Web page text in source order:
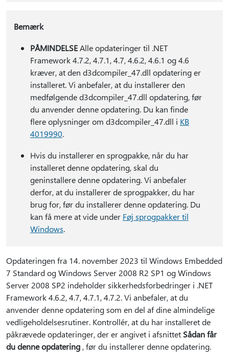
Bemærk
PÅMINDELSEAlle opdateringer til .NET
Framework 4.7.2, 4.7.1, 4.7, 4.6.2, 4.6.1 og 4.6
kræver, at den d3dcompiler_47.dll opdatering er
installeret. Vi anbefaler, at du installerer den
medfølgende d3dcompiler_47.dll opdatering, før
du anvender denne opdatering. Du kan finde
flere oplysninger om d3dcompiler_47.dll i KB
4019990.
Hvis du installerer en sprogpakke, når du har
installeret denne opdatering, skal du
geninstallere denne opdatering. Vi anbefaler
derfor, at du installerer de sprogpakker, du har
brug for, før du installerer denne opdatering. Du
kan få mere at vide under Føj sprogpakker til
Windows.
Opdateringen fra 14. november 2023 til Windows Embedded
7 Standard og Windows Server 2008 R2 SP1 og Windows
Server 2008 SP2 indeholder sikkerhedsforbedringer i .NET
Framework 4.6.2, 4.7, 4.7.1, 4.7.2. Vi anbefaler, at du
anvender denne opdatering som en del af dine almindelige
vedligeholdelsesrutiner. Kontrollér, at du har installeret de
påkrævede opdateringer, der er angivet i afsnittet Sådan får
du denne opdatering , før du installerer denne opdatering.